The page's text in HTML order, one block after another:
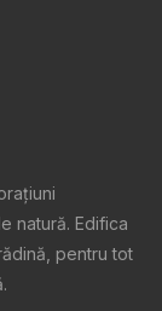
natură. Edifica
pentru tot